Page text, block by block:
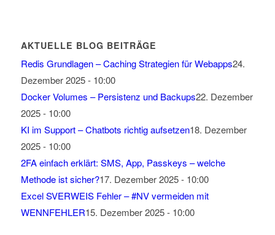
AKTUELLE BLOG BEITRÄGE
Redis Grundlagen – Caching Strategien für Webapps24.
Dezember 2025 - 10:00
Docker Volumes – Persistenz und Backups22. Dezember
2025 - 10:00
KI im Support – Chatbots richtig aufsetzen18. Dezember
2025 - 10:00
2FA einfach erklärt: SMS, App, Passkeys – welche
Methode ist sicher?17. Dezember 2025 - 10:00
Excel SVERWEIS Fehler – #NV vermeiden mit
WENNFEHLER15. Dezember 2025 - 10:00